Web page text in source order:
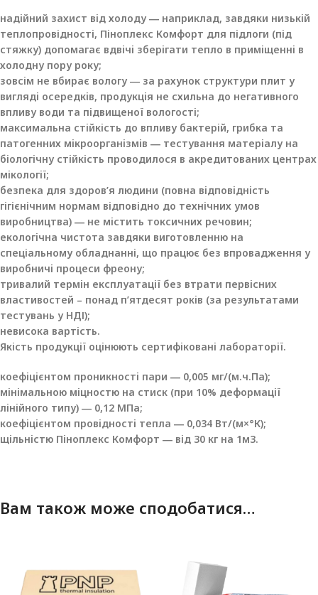
надійний захист від холоду ― наприклад, завдяки низькій
теплопровідності, Піноплекс Комфорт для підлоги (під
стяжку) допомагає вдвічі зберігати тепло в приміщенні в
холодну пору року;
зовсім не вбирає вологу ― за рахунок структури плит у
вигляді осередків, продукція не схильна до негативного
впливу води та підвищеної вологості;
максимальна стійкість до впливу бактерій, грибка та
патогенних мікроорганізмів ― тестування матеріалу на
біологічну стійкість проводилося в акредитованих центрах
мікології;
безпека для здоров’я людини (повна відповідність
гігієнічним нормам відповідно до технічних умов
виробництва) ― не містить токсичних речовин;
екологічна чистота завдяки виготовленню на
спеціальному обладнанні, що працює без впровадження у
виробничі процеси фреону;
тривалий термін експлуатації без втрати первісних
властивостей – понад п’ятдесят років (за результатами
тестувань у НДІ);
невисока вартість.
Якість продукції оцінюють сертифіковані лабораторії.
коефіцієнтом проникності пари ― 0,005 мг/(м.ч.Па);
мінімальною міцностю на стиск (при 10% деформації
лінійного типу) ― 0,12 МПа;
коефіцієнтом провідності тепла ― 0,034 Вт/(м×°К);
щільністю Піноплекс Комфорт ― від 30 кг на 1м3.
Вам також може сподобатися…